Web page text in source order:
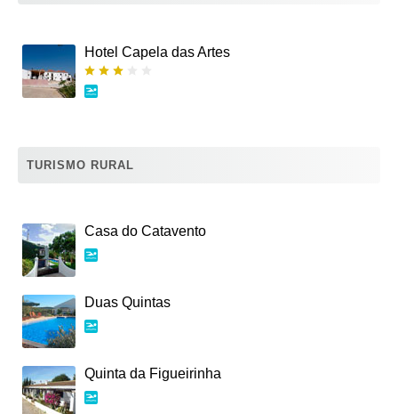
Hotel Capela das Artes
TURISMO RURAL
Casa do Catavento
Duas Quintas
Quinta da Figueirinha